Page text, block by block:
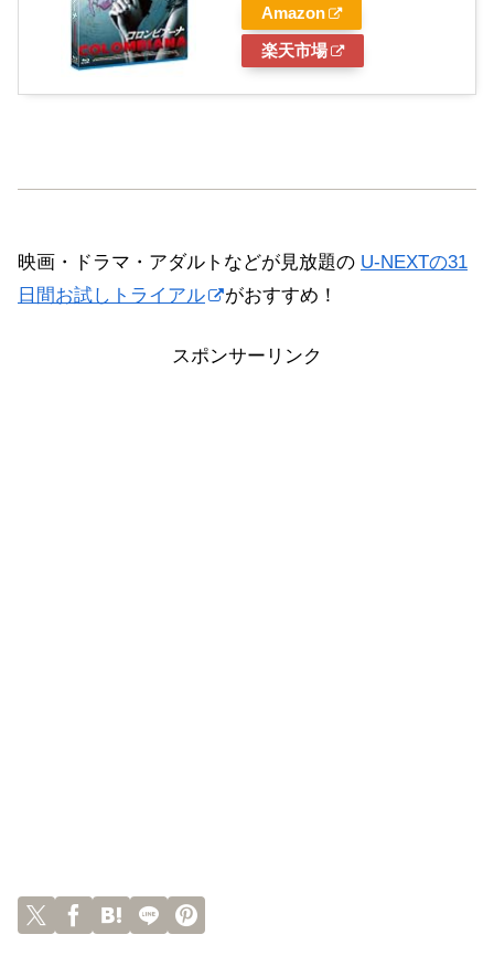
Amazon
楽天市場
映画・ドラマ・アダルトなどが見放題の U-NEXTの31
日間お試しトライアル
がおすすめ！
スポンサーリンク